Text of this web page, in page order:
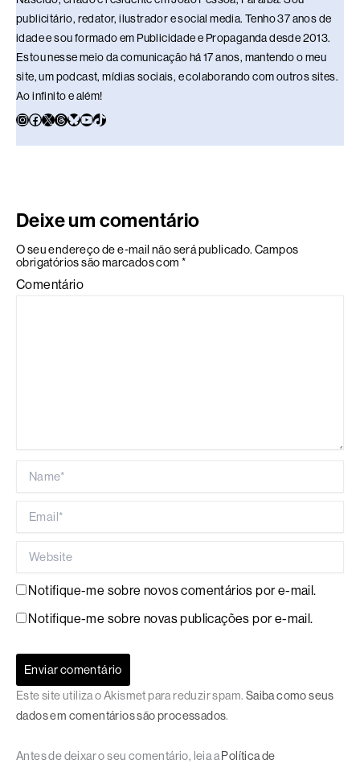
publicitário, redator, ilustrador e social media. Tenho 37 anos de
idade e sou formado em Publicidade e Propaganda desde 2013.
Estou nesse meio da comunicação há 17 anos, mantendo o meu
site, um podcast, mídias sociais, e colaborando com outros sites.
Ao infinito e além!
Deixe um comentário
O seu endereço de e-mail não será publicado. Campos
obrigatórios são marcados com *
Comentário
Notifique-me sobre novos comentários por e-mail.
Notifique-me sobre novas publicações por e-mail.
Este site utiliza o Akismet para reduzir spam. Saiba como seus
dados em comentários são processados.
Antes de deixar o seu comentário, leia aPolítica de